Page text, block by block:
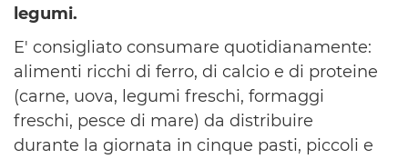
legumi.
E' consigliato consumare quotidianamente:
alimenti ricchi di ferro, di calcio e di proteine
(carne, uova, legumi freschi, formaggi
freschi, pesce di mare) da distribuire
durante la giornata in cinque pasti, piccoli e